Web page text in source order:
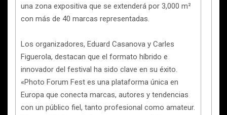
una zona expositiva que se extenderá por 3,000 m²
con más de 40 marcas representadas.
Los organizadores, Eduard Casanova y Carles
Figuerola, destacan que el formato híbrido e
innovador del festival ha sido clave en su éxito.
«Photo Forum Fest es una plataforma única en
Europa que conecta marcas, autores y tendencias
con un público fiel, tanto profesional como amateur.